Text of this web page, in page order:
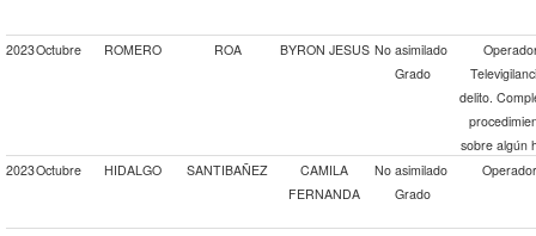
2023Octubre ROMERO ROA BYRON JESUS No asimilado
Grado
delito.
sobre algún
2023Octubre HIDALGO SANTIBAÑEZ
CAMILA
FERNANDA
No asimilado
Grado